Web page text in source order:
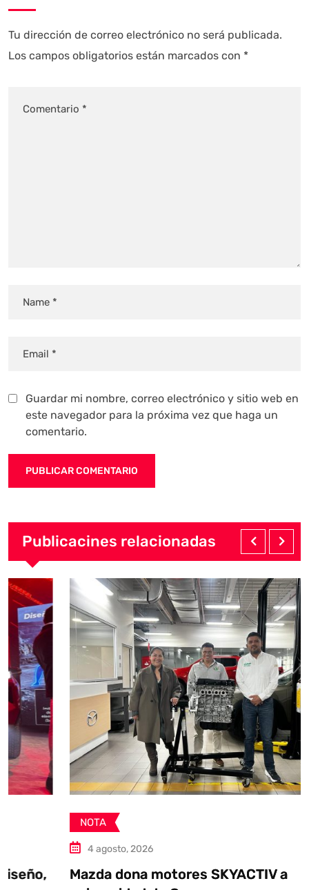
Tu dirección de correo electrónico no será publicada.
Los campos obligatorios están marcados con *
Guardar mi nombre, correo electrónico y sitio web en
este navegador para la próxima vez que haga un
comentario.
Publicacines relacionadas
4 agosto, 2026
Mazda dona motores SKYACTIV a